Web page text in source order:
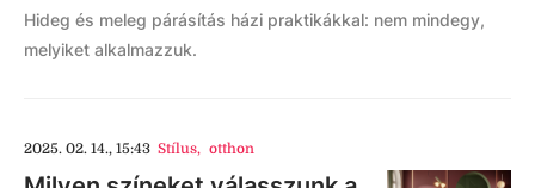
Hideg és meleg párásítás házi praktikákkal: nem mindegy,
melyiket alkalmazzuk.
2025. 02. 14., 15:43 Stílus, otthon